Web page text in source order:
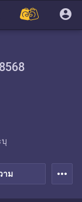
account_circle
าม
บุ
more_horiz